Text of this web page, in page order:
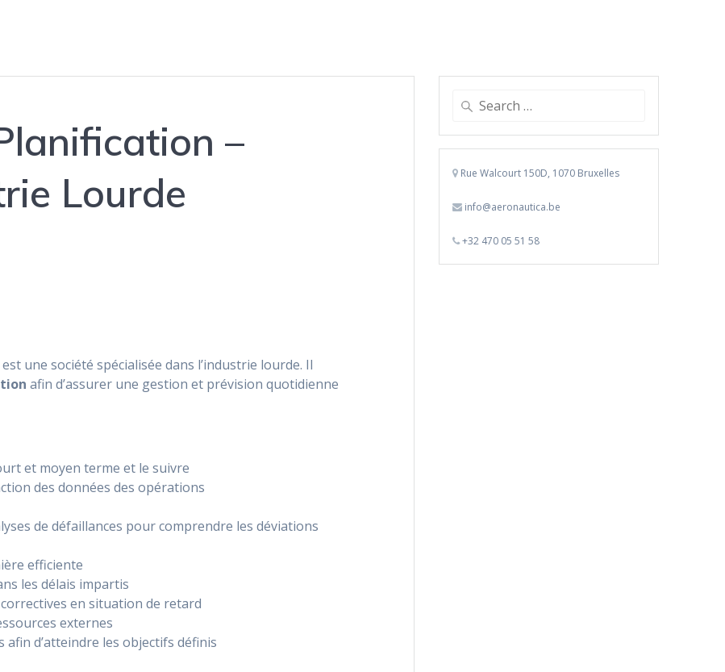
–
Lourde
est une société spécialisée dans l’industrie lourde. Il
afin d’assurer une gestion et prévision quotidienne
et moyen terme et le suivre
des données des opérations
de défaillances pour comprendre les déviations
efficiente
les délais impartis
en situation de retard
externes
d’atteindre les objectifs définis
Search
Rue Walcourt 150D, 1070 Bruxelles
info@aeronautica.be
+32 470 05 51 58